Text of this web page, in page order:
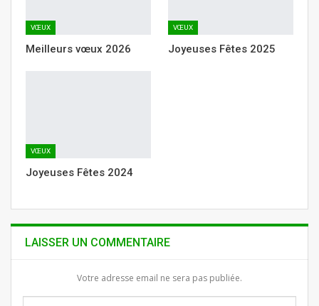
VŒUX
Meilleurs vœux 2026
VŒUX
Joyeuses Fêtes 2025
VŒUX
Joyeuses Fêtes 2024
LAISSER UN COMMENTAIRE
Votre adresse email ne sera pas publiée.